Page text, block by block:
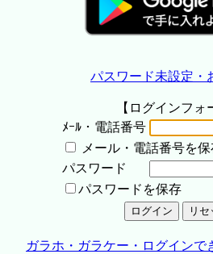
パスワード未設定・
【ログインフォ
ﾒｰﾙ・電話番号
メール・電話番号を
パスワード
パスワードを保存
ガラホ・ガラケー・ログインで